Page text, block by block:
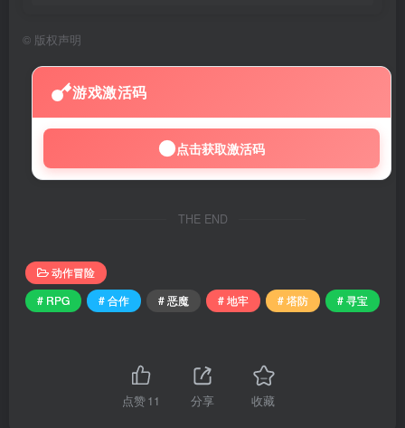
© 版权声明
游戏激活码
点击获取激活码
THE END
动作冒险
# RPG
# 合作 # 恶魔 # 地牢 # 塔防 # 寻宝
点赞11 分享 收藏